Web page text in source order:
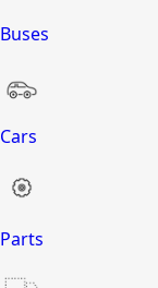
Buses
Cars
Parts